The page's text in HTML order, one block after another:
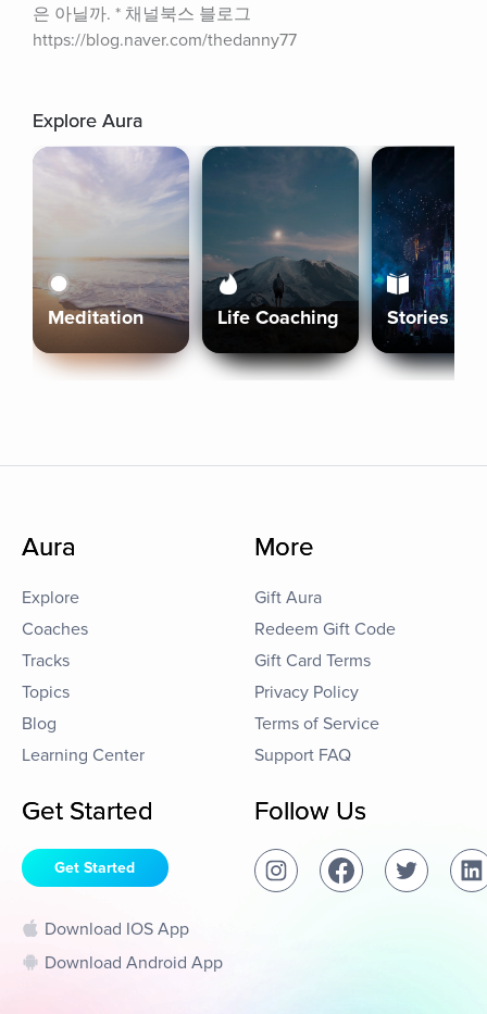
은 아닐까. * 채널북스 블로그
https://blog.naver.com/thedanny77
Explore Aura
Meditation Life Coaching Stories
Aura
Explore
Coaches
Tracks
Topics
Blog
Learning Center
More
Gift Aura
Redeem Gift Code
Gift Card Terms
Privacy Policy
Terms of Service
Support FAQ
Get Started
Get Started
Download IOS App
Download Android App
Follow Us